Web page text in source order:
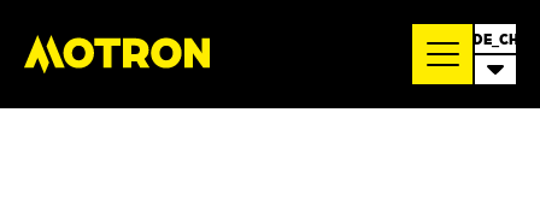
DE_CH